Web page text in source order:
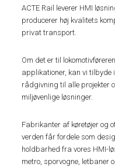
ACTE Rail leverer HMI
producerer høj kvalitets
privat transport.
Om det er til
applikationer, kan vi tilbyde
rådgivning til alle projekter
miljøvenlige løsninger.
Fabrikanter af køretøjer og
verden får fordele som
holdbarhed fra vores HMI-
metro, sporvogne, letbaner